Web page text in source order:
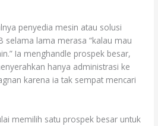
penyedia mesin atau solusi
selama lama merasa “kalau mau
Ia menghandle prospek besar,
hanya administrasi ke
karena ia tak sempat mencari
memilih satu prospek besar untuk